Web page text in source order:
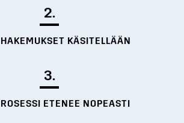
2.
KÄSITELLÄÄN
3.
ETENEE NOPEASTI